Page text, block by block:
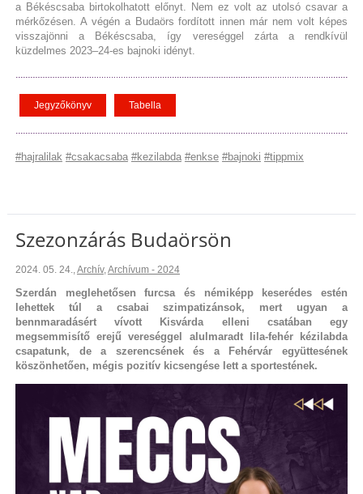
a Békéscsaba birtokolhatott előnyt. Nem ez volt az utolsó csavar a
mérkőzésen. A végén a Budaörs fordított innen már nem volt képes
visszajönni a Békéscsaba, így vereséggel zárta a rendkívül
küzdelmes 2023–24-es bajnoki idényt.
Jegyzőkönyv Tabella
#hajralilak #csakacsaba #kezilabda #enkse #bajnoki #tippmix
Szezonzárás Budaörsön
2024. 05. 24.,Archív,Archívum - 2024
Szerdán meglehetősen furcsa és némiképp keserédes estén
lehettek túl a csabai szimpatizánsok, mert ugyan a
bennmaradásért vívott Kisvárda elleni csatában egy
megsemmisítő erejű vereséggel alulmaradt lila-fehér kézilabda
csapatunk, de a szerencsének és a Fehérvár együttesének
köszönhetően, mégis pozitív kicsengése lett a sportestének.